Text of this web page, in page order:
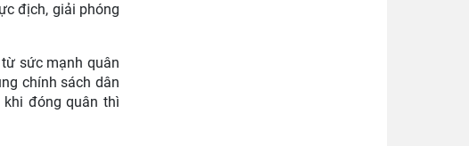
địch, giải phóng
sức mạnh quân
chính sách dân
khi đóng quân thì